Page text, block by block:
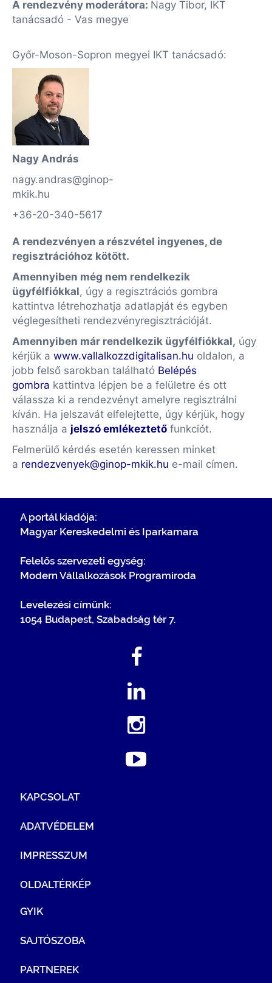
A rendezvény moderátora: Nagy Tibor, IKT
tanácsadó - Vas megye
Győr-Moson-Sopron megyei IKT tanácsadó:
Nagy András
nagy.andras@ginop-
mkik.hu
+36-20-340-5617
A rendezvényen a részvétel ingyenes, de
regisztrációhoz kötött.
Amennyiben még nem rendelkezik
ügyfélfiókkal, úgy a regisztrációs gombra
kattintva létrehozhatja adatlapját és egyben
véglegesítheti rendezvényregisztrációját.
Amennyiben már rendelkezik ügyfélfiókkal, úgy
kérjük a www.vallalkozzdigitalisan.hu oldalon, a
jobb felső sarokban található Belépés
gombra kattintva lépjen be a felületre és ott
válassza ki a rendezvényt amelyre regisztrálni
kíván. Ha jelszavát elfelejtette, úgy kérjük, hogy
használja a jelszó emlékeztető funkciót.
Felmerülő kérdés esetén keressen minket
a rendezvenyek@ginop-mkik.hu e-mail címen.
A portál kiadója:
Magyar Kereskedelmi és Iparkamara
Felelős szervezeti egység:
Modern Vállalkozások Programiroda
Levelezési címünk:
1054 Budapest, Szabadság tér 7.
KAPCSOLAT
ADATVÉDELEM
IMPRESSZUM
OLDALTÉRKÉP
GYIK
SAJTÓSZOBA
PARTNEREK